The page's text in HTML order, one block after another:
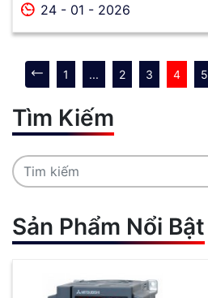
24 - 01 - 2026
1 ... 2 3 4 5
Tìm Kiếm
Sản Phẩm Nổi Bật